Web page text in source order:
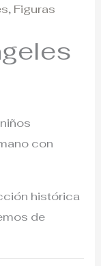
, Figuras
con
histórica
de